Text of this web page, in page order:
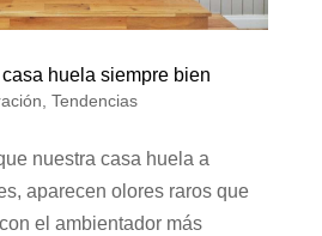
huela siempre bien
Tendencias
nuestra casa huela a
aparecen olores raros que
el ambientador más